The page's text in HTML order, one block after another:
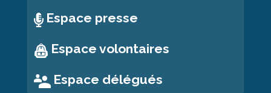
Espace presse
Espace volontaires
Espace délégués